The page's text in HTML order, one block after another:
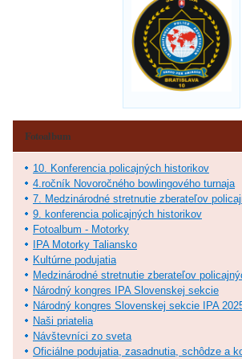
Fotoalbum
10. Konferencia policajných historikov
4.ročník Novoročného bowlingového turnaja
7. Medzinárodné stretnutie zberateľov
9. konferencia policajných historikov
Fotoalbum - Motorky
IPA Motorky Taliansko
Kultúrne podujatia
Medzinárodné stretnutie zberateľov
Národný kongres IPA Slovenskej sekcie
Národný kongres Slovenskej sekcie IPA
Naši priatelia
Návštevníci zo sveta
Oficiálne podujatia, zasadnutia, schôdze a